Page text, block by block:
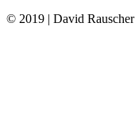
© 2019 | David Rauscher